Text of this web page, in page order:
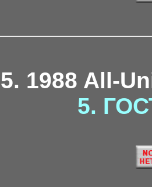
5. 1988 All-
5.